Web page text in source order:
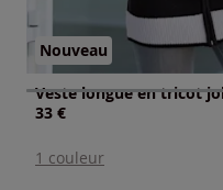
Nouveau
33 €
1 couleur